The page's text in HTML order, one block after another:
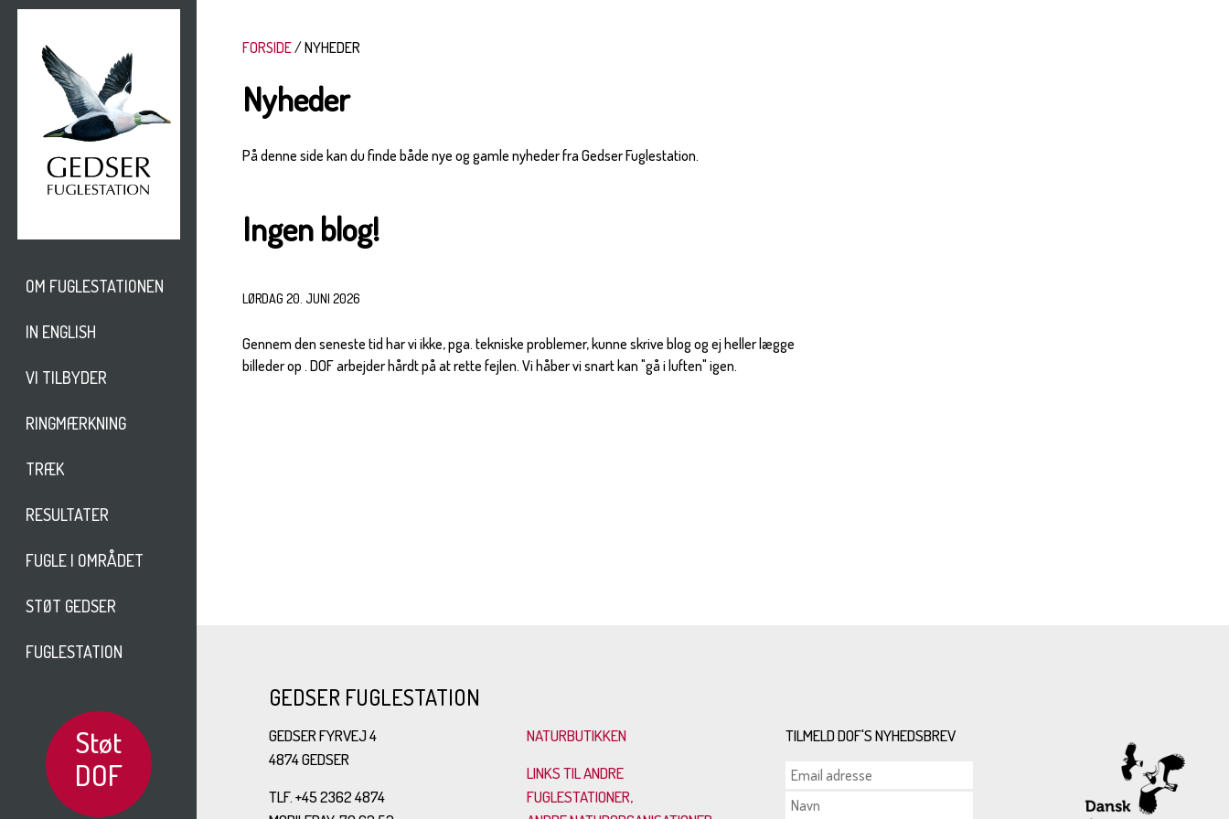
OM FUGLESTATIONEN
IN ENGLISH
VI TILBYDER
RINGMÆRKNING
TRÆK
RESULTATER
FUGLE I OMRÅDET
STØT GEDSER
FUGLESTATION
Støt
DOF
FORSIDE NYHEDER
Nyheder
På denne side kan du finde både nye og gamle nyheder fra Gedser Fuglestation.
Ingen blog!
LØRDAG 20. JUNI 2026
Gennem den seneste tid har vi ikke, pga. tekniske problemer, kunne skrive blog og ej heller lægge
billeder op . DOF arbejder hårdt på at rette fejlen. Vi håber vi snart kan "gå i luften" igen.
GEDSER FUGLESTATION
GEDSER FYRVEJ 4
4874 GEDSER
TLF. +45 2362 4874
NATURBUTIKKEN
LINKS TIL ANDRE
FUGLESTATIONER,
TILMELD DOF'S NYHEDSBREV